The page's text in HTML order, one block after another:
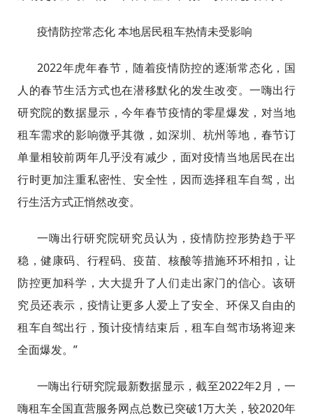
疫情防控常态化 本地居民租车热情未受影响
2022年虎年春节，随着疫情防控的逐渐常态化，国
人的春节生活方式也在潜移默化的发生改变。一嗨出行
研究院的数据显示，今年春节疫情的零星爆发，对当地
租车需求的影响微乎其微，如深圳、杭州等地，春节订
单量相较前两年几乎没有减少，面对疫情当地居民在出
行时更加注重私密性、安全性，因而选择租车自驾，出
行生活方式正悄然改变。
一嗨出行研究院研究员认为，疫情防控形势趋于平
稳，健康码、行程码、疫苗、核酸等措施环环相扣，让
防控更加科学，大大提升了人们走出家门的信心。该研
究员还表示，疫情让更多人爱上了安全、环保又自由的
租车自驾出行，预计疫情结束后，租车自驾市场将迎来
全面爆发。”
一嗨出行研究院最新数据显示，截至2022年2月，一
嗨租车全国直营服务网点总数已突破1万大关，较2020年